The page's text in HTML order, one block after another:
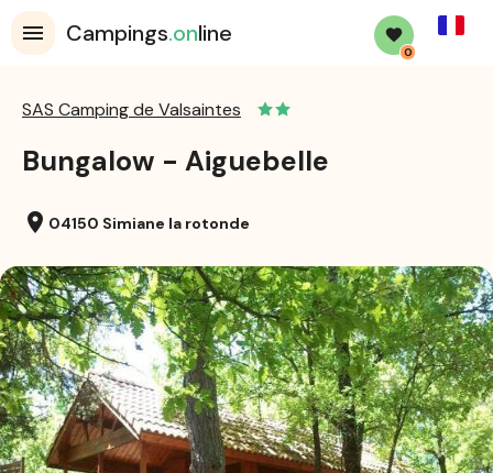
Campings.online
0
SAS Camping de Valsaintes
Bungalow - Aiguebelle
location_on 04150 Simiane la rotonde